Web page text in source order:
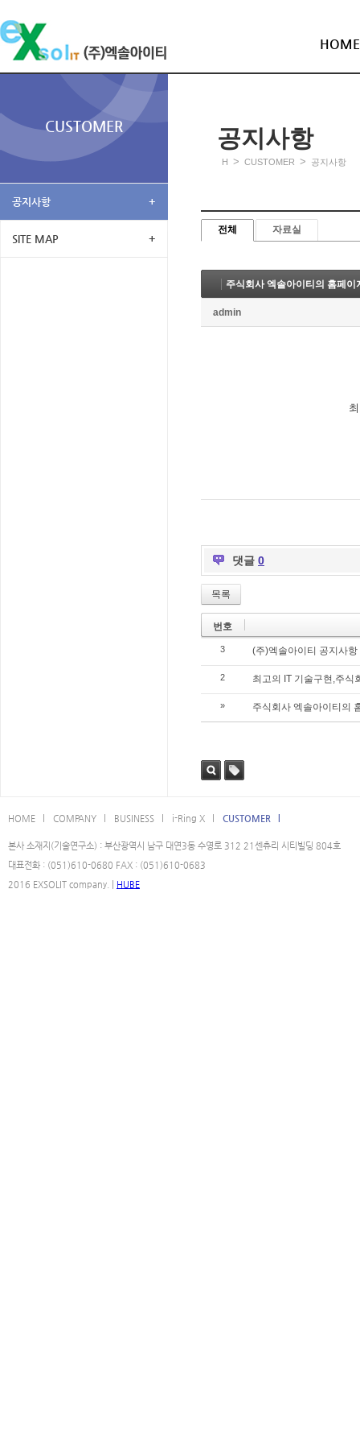
HOME
CUSTOMER
공지사항 +
SITE MAP +
공지사항
H > CUSTOMER > 공지사항
전체 자료실
주식회사 엑솔아이티의 홈페이
admin
댓글 0
목록
번호
3 (주)엑솔아이티 공지사
2 최고의 IT 기술구현,주식
» 주식회사 엑솔아이티의
HOME l COMPANY l BUSINESS l i-Ring X l CUSTOMER l
본사 소재지(기술연구소) : 부산광역시 남구 대연3동 수영로 312 21센츄리 시티빌딩 804호
대표전화 : (051)610-0680 FAX : (051)610-0683
2016 EXSOLIT company. | HUBE